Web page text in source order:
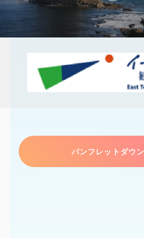
パンフレットダウ